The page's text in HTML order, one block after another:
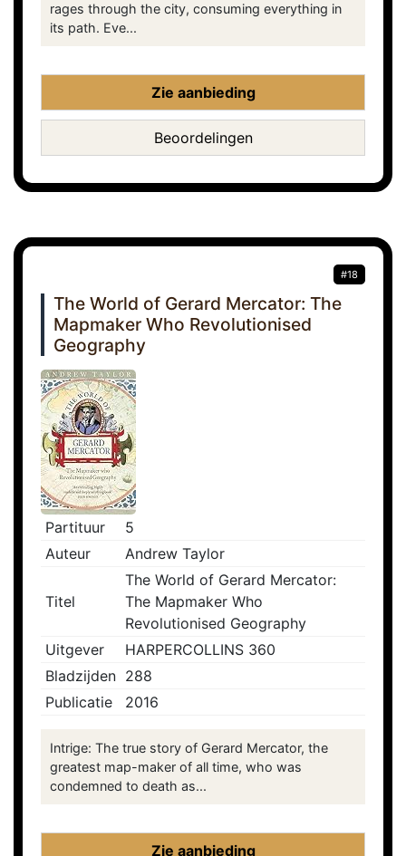
rages through the city, consuming everything in
its path. Eve...
Zie aanbieding
Beoordelingen
#18
The World of Gerard Mercator: The
Mapmaker Who Revolutionised
Geography
Partituur
5
Auteur
Andrew Taylor
Titel
The World of Gerard Mercator:
The Mapmaker Who
Revolutionised Geography
Uitgever
HARPERCOLLINS 360
Bladzijden 288
Publicatie
2016
Intrige: The true story of Gerard Mercator, the
greatest map-maker of all time, who was
condemned to death as...
Zie aanbieding